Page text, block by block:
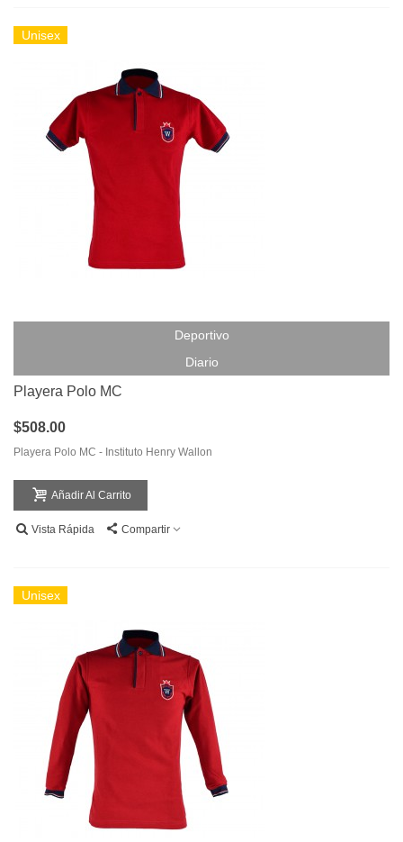
Unisex
Deportivo
Diario
Playera Polo MC
$508.00
Playera Polo MC - Instituto Henry Wallon
Añadir Al Carrito
Vista Rápida Compartir
Unisex